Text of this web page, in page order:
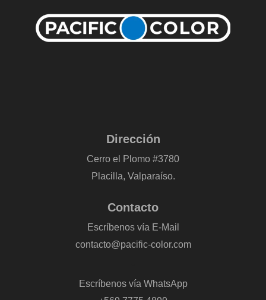
Dirección
Cerro el Plomo #3780
Placilla, Valparaíso.
Contacto
Escríbenos vía E-Mail
contacto@pacific-color.com
Escríbenos vía WhatsApp